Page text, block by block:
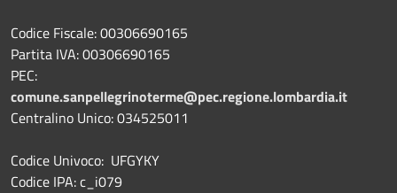
Codice Fiscale: 00306690165
Partita IVA: 00306690165
PEC:
comune.sanpellegrinoterme@pec.regione.lombardia.it
Centralino Unico: 034525011
Codice Univoco: UFGYKY
Codice IPA: c_i079